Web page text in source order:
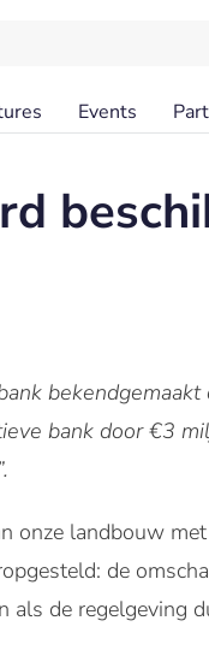
Events
bank door €3
onze landbouw
de
als de regelgeving